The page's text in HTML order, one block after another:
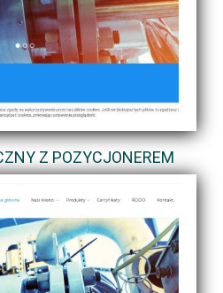
Z POZYCJONEREM